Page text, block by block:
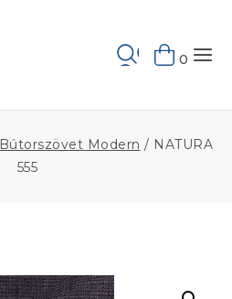
0
Bútorszövet Modern / NATURA
555